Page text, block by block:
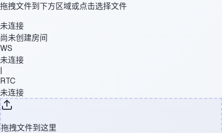
拖拽文件到下方区域或点击选择文件
未连接
尚未创建房间
WS
未连接
|
RTC
未连接
拖拽文件到这里